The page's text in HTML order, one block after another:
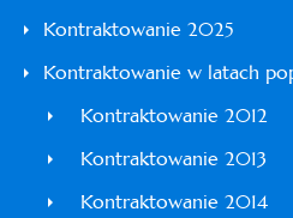
Kontraktowanie 2025
Kontraktowanie w latach
Kontraktowanie 2012
Kontraktowanie 2013
Kontraktowanie 2014